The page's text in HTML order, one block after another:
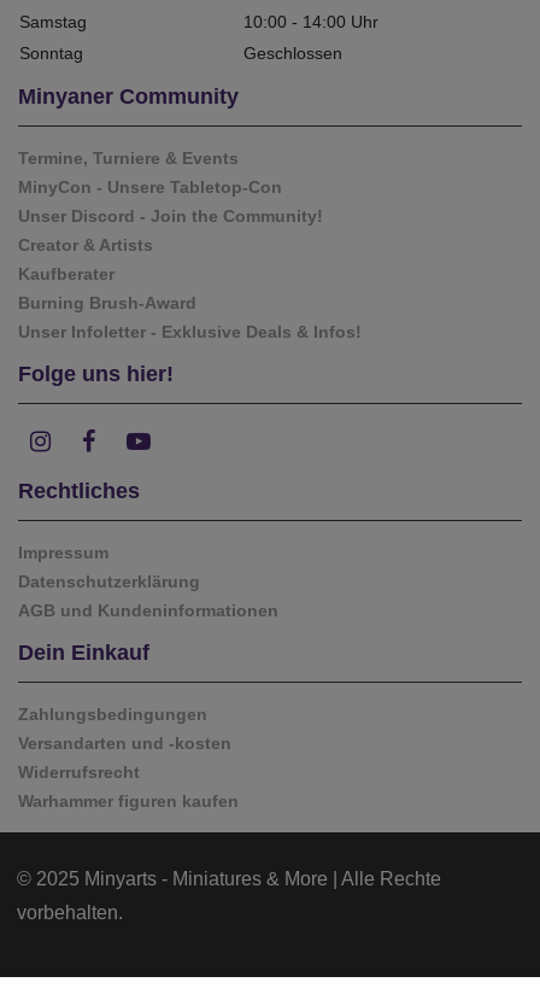
Samstag
10:00 - 14:00 Uhr
Sonntag
Geschlossen
Minyaner Community
Termine, Turniere & Events
MinyCon - Unsere Tabletop-Con
Unser Discord - Join the Community!
Creator & Artists
Kaufberater
Burning Brush-Award
Unser Infoletter - Exklusive Deals & Infos!
Folge uns hier!
Rechtliches
Impressum
Datenschutzerklärung
AGB und Kundeninformationen
Dein Einkauf
Zahlungsbedingungen
Versandarten und -kosten
Widerrufsrecht
Warhammer figuren kaufen
© 2025 Minyarts - Miniatures & More | Alle Rechte
vorbehalten.